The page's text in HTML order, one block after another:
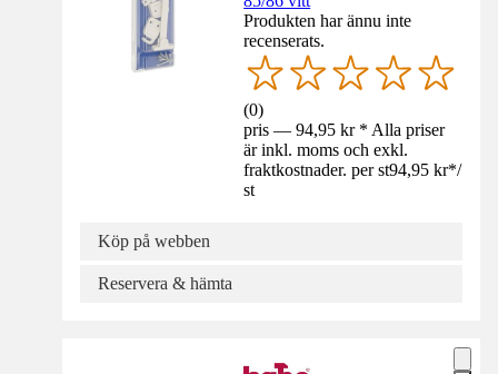
Produkten har ännu inte
recenserats.
(0)
pris — 94,95 kr * Alla priser
är inkl. moms och exkl.
fraktkostnader. per st94,95 kr*/
st
Köp på webben
Reservera & hämta